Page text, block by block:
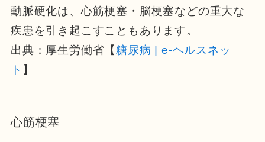
動脈硬化は、心筋梗塞・脳梗塞などの重大な
疾患を引き起こすこともあります。
出典：厚生労働省【糖尿病 | e-ヘルスネッ
ト 】
心筋梗塞